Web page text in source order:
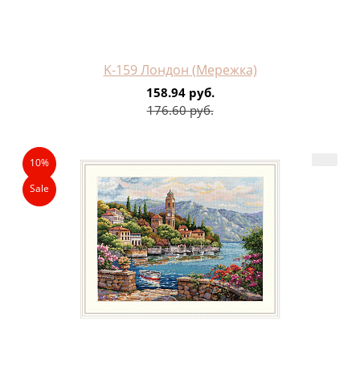
K-159 Лондон (Мережка)
158.94 руб.
176.60 руб.
10%
Sale